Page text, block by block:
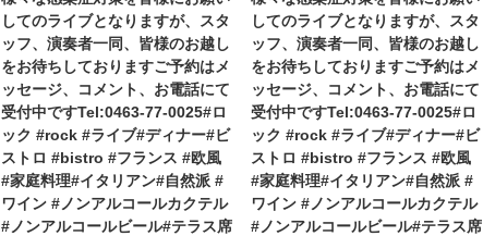
してのライブとなりますが、スタ
ッフ、演奏者一同、皆様のお越し
をお待ちしておりますご予約はメ
ッセージ、コメント、お電話にて
受付中ですTel:0463-77-0025#ロ
ック #rock #ライブ#ディナー#ビ
ストロ #bistro #フランス #欧風
#家庭料理#イタリアン#自然派 #
ワイン #ノンアルコールカクテル
#ノンアルコールビール#テラス席
してのライブとなりますが、スタ
ッフ、演奏者一同、皆様のお越し
をお待ちしておりますご予約はメ
ッセージ、コメント、お電話にて
受付中ですTel:0463-77-0025#ロ
ック #rock #ライブ#ディナー#ビ
ストロ #bistro #フランス #欧風
#家庭料理#イタリアン#自然派 #
ワイン #ノンアルコールカクテル
#ノンアルコールビール#テラス席